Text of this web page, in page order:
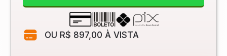
OU R$ 897,00 À VISTA